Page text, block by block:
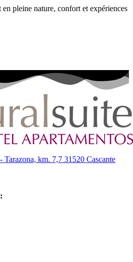
pleine nature, confort et expériences
Tarazona, km. 7,7 31520 Cascante